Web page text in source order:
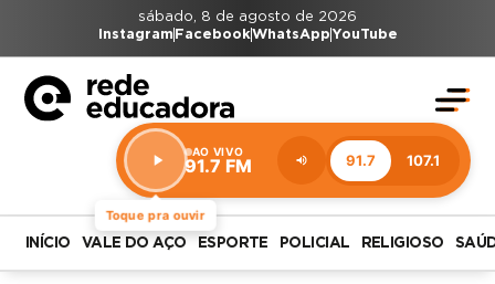
sábado, 8 de agosto de 2026
Instagram FacebookWhatsAppYouTube
Toque pra ouvir
AO VIVO
91.7 FM 91.7 107.1
Estação:
91.7
FM
INÍCIO VALE DO AÇO ESPORTE POLICIAL RELIGIOSO